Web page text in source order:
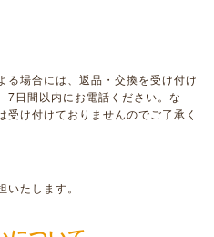
る場合には、返品・交換を受け付け
7日間以内にお電話ください。な
け付けておりませんのでご了承く
たします。